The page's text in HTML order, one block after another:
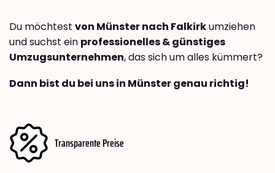
Du möchtest von Münster nach Falkirkumziehen
und suchst ein professionelles & günstiges
Umzugsunternehmen, das sich um alles kümmert?
Dann bist du bei uns in Münster genau richtig!
Transparente Preise